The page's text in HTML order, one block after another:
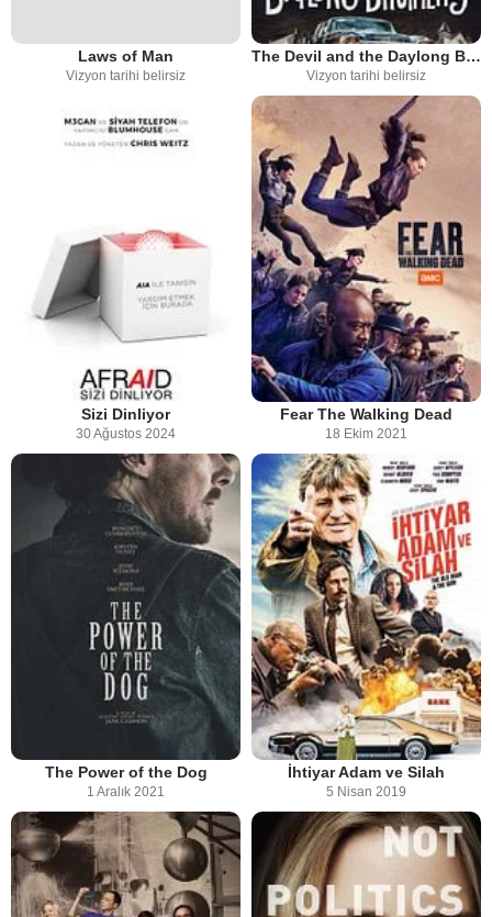
Laws of Man
Vizyon tarihi belirsiz
The Devil and the Daylong Brothers
Vizyon tarihi belirsiz
Sizi Dinliyor
30 Ağustos 2024
Fear The Walking Dead
18 Ekim 2021
The Power of the Dog
1 Aralık 2021
İhtiyar Adam ve Silah
5 Nisan 2019